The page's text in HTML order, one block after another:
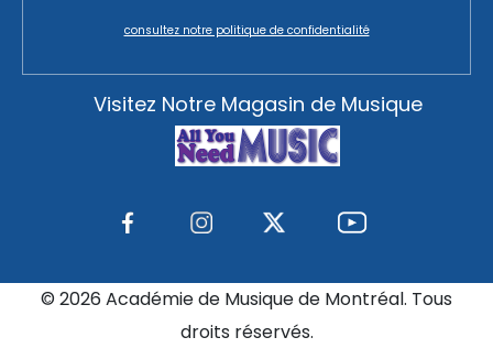
consultez notre politique de confidentialité
Visitez Notre Magasin de Musique
© 2026 Académie de Musique de Montréal. Tous
droits réservés.